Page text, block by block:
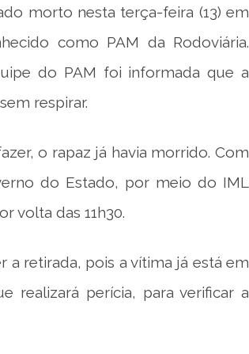
morto nesta terça-feira (13) em
como PAM da Rodoviária.
do PAM foi informada que a
respirar.
o rapaz já havia morrido. Com
do Estado, por meio do IML
volta das 11h30.
a retirada, pois a vítima já está em
realizará perícia, para verificar a